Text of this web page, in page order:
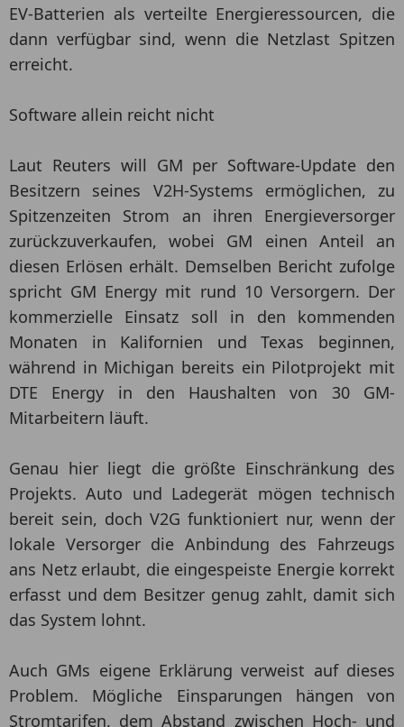
EV-Batterien als verteilte Energieressourcen, die
dann verfügbar sind, wenn die Netzlast Spitzen
erreicht.
Software allein reicht nicht
Laut Reuters will GM per Software-Update den
Besitzern seines V2H-Systems ermöglichen, zu
Spitzenzeiten Strom an ihren Energieversorger
zurückzuverkaufen, wobei GM einen Anteil an
diesen Erlösen erhält. Demselben Bericht zufolge
spricht GM Energy mit rund 10 Versorgern. Der
kommerzielle Einsatz soll in den kommenden
Monaten in Kalifornien und Texas beginnen,
während in Michigan bereits ein Pilotprojekt mit
DTE Energy in den Haushalten von 30 GM-
Mitarbeitern läuft.
Genau hier liegt die größte Einschränkung des
Projekts. Auto und Ladegerät mögen technisch
bereit sein, doch V2G funktioniert nur, wenn der
lokale Versorger die Anbindung des Fahrzeugs
ans Netz erlaubt, die eingespeiste Energie korrekt
erfasst und dem Besitzer genug zahlt, damit sich
das System lohnt.
Auch GMs eigene Erklärung verweist auf dieses
Problem. Mögliche Einsparungen hängen von
Stromtarifen, dem Abstand zwischen Hoch- und